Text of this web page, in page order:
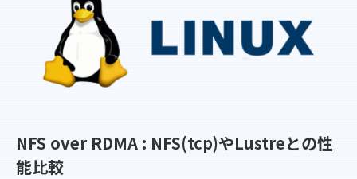
NFS over RDMA : NFS(tcp)やLustreとの性
能比較